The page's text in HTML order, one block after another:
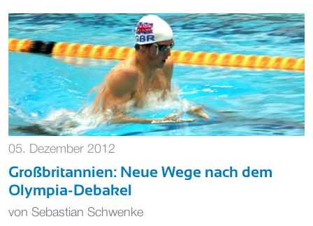
05. Dezember 2012
Großbritannien: Neue Wege nach dem
Olympia-Debakel
von Sebastian Schwenke